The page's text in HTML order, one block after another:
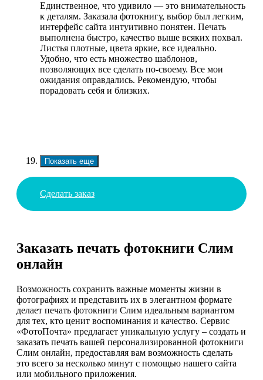
Единственное, что удивило — это внимательность
к деталям. Заказала фотокнигу, выбор был легким,
интерфейс сайта интуитивно понятен. Печать
выполнена быстро, качество выше всяких похвал.
Листья плотные, цвета яркие, все идеально.
Удобно, что есть множество шаблонов,
позволяющих все сделать по-своему. Все мои
ожидания оправдались. Рекомендую, чтобы
порадовать себя и близких.
Показать еще
Сделать заказ
Заказать печать фотокниги Слим
онлайн
Возможность сохранить важные моменты жизни в
фотографиях и представить их в элегантном формате
делает печать фотокниги Слим идеальным вариантом
для тех, кто ценит воспоминания и качество. Сервис
«ФотоПочта» предлагает уникальную услугу – создать и
заказать печать вашей персонализированной фотокниги
Слим онлайн, предоставляя вам возможность сделать
это всего за несколько минут с помощью нашего сайта
или мобильного приложения.